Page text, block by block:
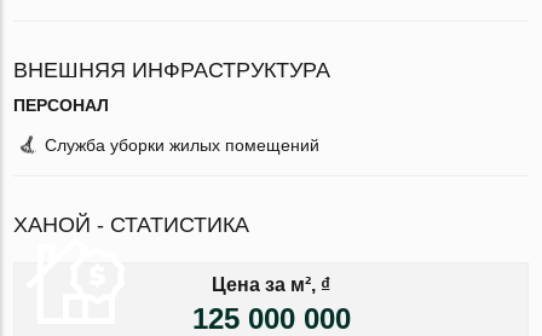
ВНЕШНЯЯ ИНФРАСТРУКТУРА
ПЕРСОНАЛ
Служба уборки жилых помещений
ХАНОЙ - СТАТИСТИКА
Цена за м², ₫
125 000 000